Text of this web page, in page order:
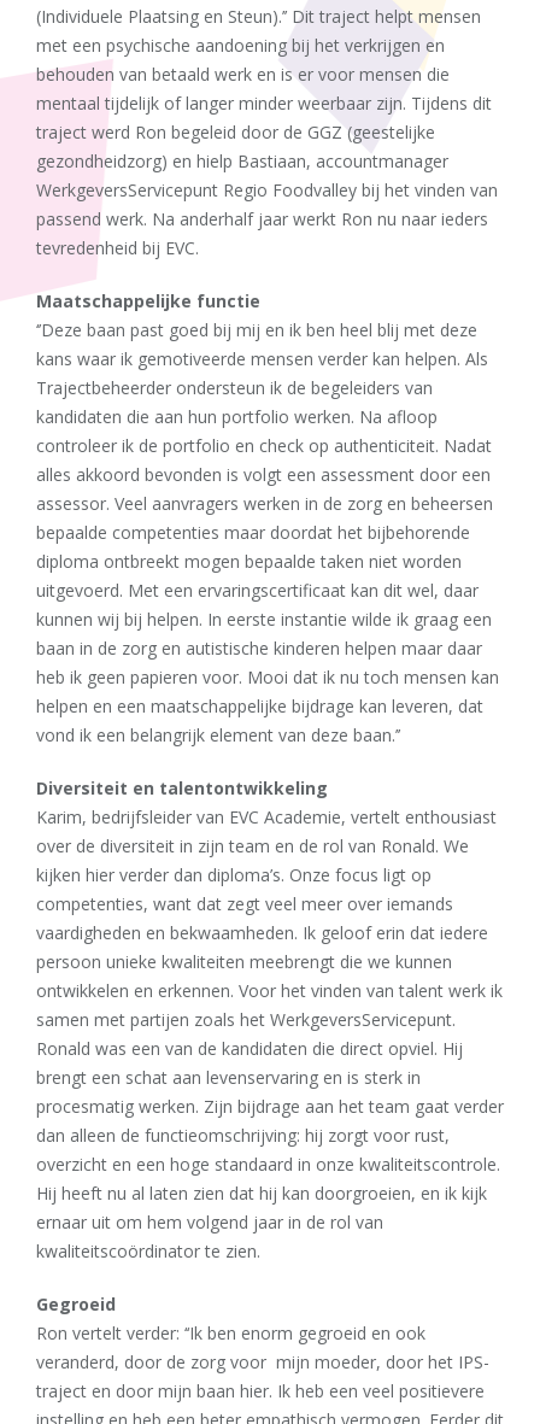
(Individuele Plaatsing en Steun).’’ Dit traject helpt mensen
met een psychische aandoening bij het verkrijgen en
behouden van betaald werk en is er voor mensen die
mentaal tijdelijk of langer minder weerbaar zijn. Tijdens dit
traject werd Ron begeleid door de GGZ (geestelijke
gezondheidzorg) en hielp Bastiaan, accountmanager
WerkgeversServicepunt Regio Foodvalley bij het vinden van
passend werk. Na anderhalf jaar werkt Ron nu naar ieders
tevredenheid bij EVC.
Maatschappelijke functie
‘’Deze baan past goed bij mij en ik ben heel blij met deze
kans waar ik gemotiveerde mensen verder kan helpen. Als
Trajectbeheerder ondersteun ik de begeleiders van
kandidaten die aan hun portfolio werken. Na afloop
controleer ik de portfolio en check op authenticiteit. Nadat
alles akkoord bevonden is volgt een assessment door een
assessor. Veel aanvragers werken in de zorg en beheersen
bepaalde competenties maar doordat het bijbehorende
diploma ontbreekt mogen bepaalde taken niet worden
uitgevoerd. Met een ervaringscertificaat kan dit wel, daar
kunnen wij bij helpen. In eerste instantie wilde ik graag een
baan in de zorg en autistische kinderen helpen maar daar
heb ik geen papieren voor. Mooi dat ik nu toch mensen kan
helpen en een maatschappelijke bijdrage kan leveren, dat
vond ik een belangrijk element van deze baan.’’
Diversiteit en talentontwikkeling
Karim, bedrijfsleider van EVC Academie, vertelt enthousiast
over de diversiteit in zijn team en de rol van Ronald. We
kijken hier verder dan diploma’s. Onze focus ligt op
competenties, want dat zegt veel meer over iemands
vaardigheden en bekwaamheden. Ik geloof erin dat iedere
persoon unieke kwaliteiten meebrengt die we kunnen
ontwikkelen en erkennen. Voor het vinden van talent werk ik
samen met partijen zoals het WerkgeversServicepunt.
Ronald was een van de kandidaten die direct opviel. Hij
brengt een schat aan levenservaring en is sterk in
procesmatig werken. Zijn bijdrage aan het team gaat verder
dan alleen de functieomschrijving: hij zorgt voor rust,
overzicht en een hoge standaard in onze kwaliteitscontrole.
Hij heeft nu al laten zien dat hij kan doorgroeien, en ik kijk
ernaar uit om hem volgend jaar in de rol van
kwaliteitscoördinator te zien.
Gegroeid
Ron vertelt verder: ‘‘Ik ben enorm gegroeid en ook
veranderd, door de zorg voor mijn moeder, door het IPS-
traject en door mijn baan hier. Ik heb een veel positievere